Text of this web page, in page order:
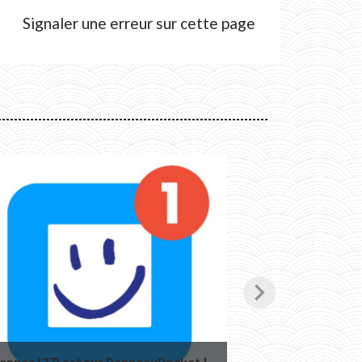
Signaler une erreur sur cette page
chevron_right